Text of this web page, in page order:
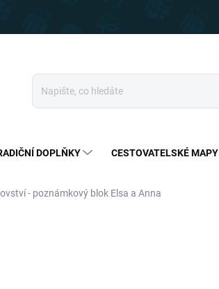
DOPLŇKY CESTOVATELSKÉ MAPY
- poznámkový blok Elsa a Anna